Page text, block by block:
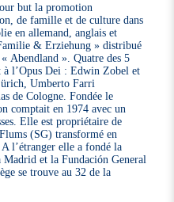
but la promotion
de famille et de culture dans
en allemand, anglais et
& Erziehung » distribué
Abendland ». Quatre des 5
à l’Opus Dei : Edwin Zobel et
Umberto Farri
de Cologne. Fondée le
comptait en 1974 avec un
Elle est propriétaire de
(SG) transformé en
l’étranger elle a fondé la
Madrid et la Fundación General
se trouve au 32 de la